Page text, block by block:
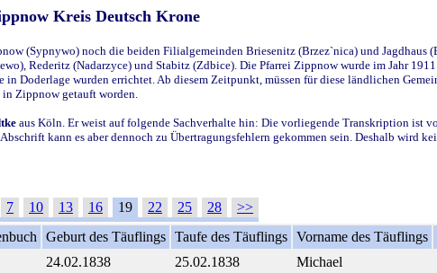
Kreis Deutsch Krone
(Sypnywo) noch die beiden Filialgemeinden Briesenitz (Brzez`nica) und
Rederitz (Nadarzyce) und Stabitz (Zdbice). Die Pfarrei Zippnow wurde im Jahr
Doderlage wurden errichtet. Ab diesem Zeitpunkt, müssen für diese ländlichen
Zippnow getauft worden.
aus Köln. Er weist auf folgende Sachverhalte hin: Die vorliegende Transkription ist
kann es aber dennoch zu Übertragungsfehlern gekommen sein. Deshalb wird
7 10 13 16 19 22 25 28
>>
Geburt des Täuflings Taufe des Täuflings Vorname des Täuflings
24.02.1838 25.02.1838 Michael